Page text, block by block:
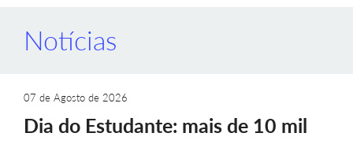
Notícias
07 de Agosto de 2026
Dia do Estudante: mais de 10 mil